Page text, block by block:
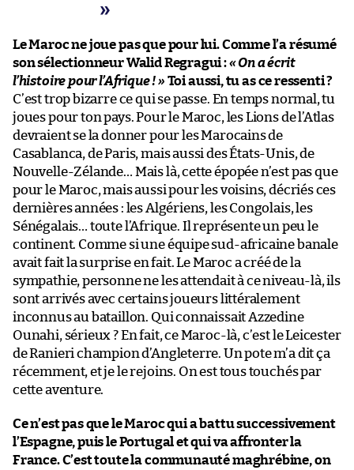
Le Maroc ne joue pas que pour lui. Comme l’a résumé
son sélectionneur Walid Regragui :« On a écrit
l’histoire pour l’Afrique ! » Toi aussi, tu as ce ressenti ?
C’est trop bizarre ce qui se passe. En temps normal, tu
joues pour ton pays. Pour le Maroc, les Lions de l’Atlas
devraient se la donner pour les Marocains de
Casablanca, de Paris, mais aussi des États-Unis, de
Nouvelle-Zélande… Mais là, cette épopée n’est pas que
pour le Maroc, mais aussi pour les voisins, décriés ces
dernières années : les Algériens, les Congolais, les
Sénégalais… toute l’Afrique. Il représente un peu le
continent. Comme si une équipe sud-africaine banale
avait fait la surprise en fait. Le Maroc a créé de la
sympathie, personne ne les attendait à ce niveau-là, ils
sont arrivés avec certains joueurs littéralement
inconnus au bataillon. Qui connaissait Azzedine
Ounahi, sérieux ? En fait, ce Maroc-là, c’est le Leicester
de Ranieri champion d’Angleterre. Un pote m’a dit ça
récemment, et je le rejoins. On est tous touchés par
cette aventure.
Ce n’est pas que le Maroc qui a battu successivement
l’Espagne, puis le Portugal et qui va affronter la
France. C’est toute la communauté maghrébine, on